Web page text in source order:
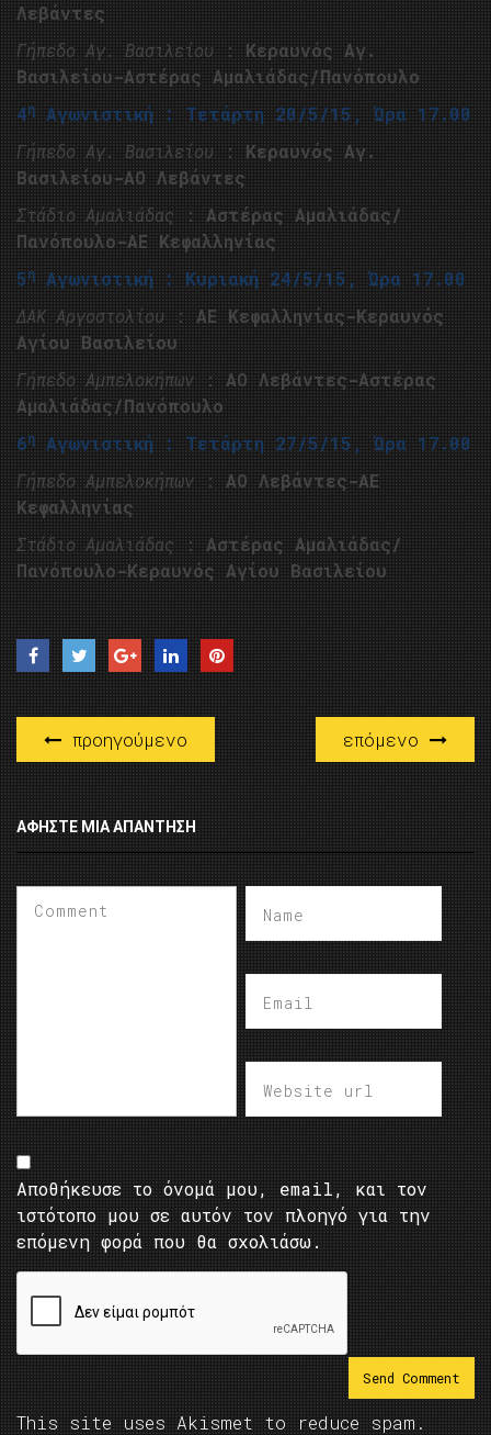
Λεβάντες
Γήπεδο Αγ. Βασιλείου : Κεραυνός Αγ.
Βασιλείου-Αστέρας Αμαλιάδας/Πανόπουλο
4η
Αγωνιστική : Τετάρτη 20/5/15, Ώρα 17.00
Γήπεδο Αγ. Βασιλείου : Κεραυνός Αγ.
Βασιλείου-ΑΟ Λεβάντες
Στάδιο Αμαλιάδας : Αστέρας Αμαλιάδας/
Πανόπουλο-ΑΕ Κεφαλληνίας
5η
Αγωνιστική : Κυριακή 24/5/15, Ώρα 17.00
ΔΑΚ Αργοστολίου : ΑΕ Κεφαλληνίας-Κεραυνός
Αγίου Βασιλείου
Γήπεδο Αμπελοκήπων : ΑΟ Λεβάντες-Αστέρας
Αμαλιάδας/Πανόπουλο
6η
Αγωνιστική : Τετάρτη 27/5/15, Ώρα 17.00
Γήπεδο Αμπελοκήπων : ΑΟ Λεβάντες-ΑΕ
Κεφαλληνίας
Στάδιο Αμαλιάδας : Αστέρας Αμαλιάδας/
Πανόπουλο-Κεραυνός Αγίου Βασιλείου
προηγούμενο επόμενο
ΑΦΉΣΤΕ ΜΙΑ ΑΠΆΝΤΗΣΗ
Αποθήκευσε το όνομά μου, email, και τον
ιστότοπο μου σε αυτόν τον πλοηγό για την
επόμενη φορά που θα σχολιάσω.
This site uses Akismet to reduce spam.